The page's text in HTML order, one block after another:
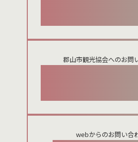
郡山市観光協会へのお問
webからのお問い合